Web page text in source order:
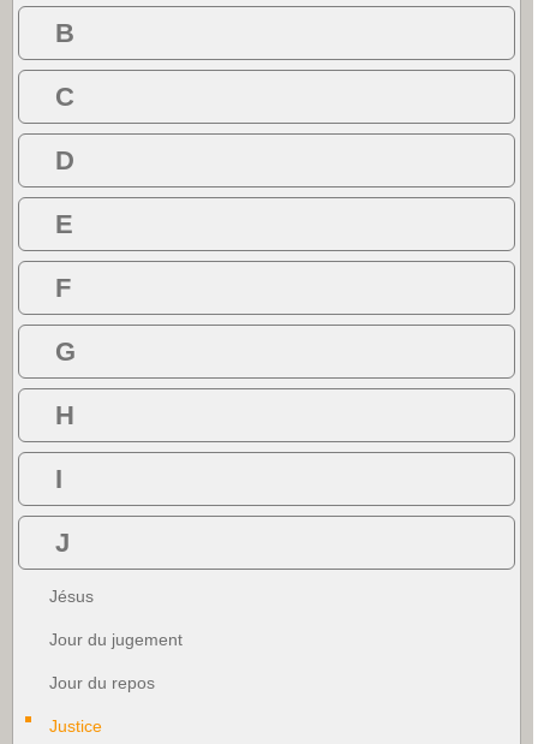
B
C
D
E
F
G
H
I
J
Jésus
Jour du jugement
Jour du repos
Justice